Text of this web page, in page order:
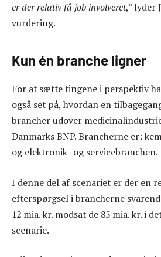
er der relativ få job involveret,” lyder
vurdering.
Kun én branche ligner
For at sætte tingene i perspektiv
også set på, hvordan en
brancher udover
Danmarks BNP. Brancherne er:
og elektronik- og servicebranchen.
I denne del af scenariet er der en
efterspørgsel i brancherne
12 mia. kr. modsat de 85 mia. kr. i
scenarie.